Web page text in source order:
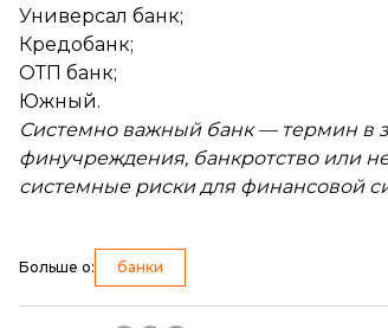
Универсал банк;
Кредобанк;
ОТП банк;
Южный.
Системно важный банк — термин в
финучреждения, банкротство или
системные риски для финансовой
Больше о: банки